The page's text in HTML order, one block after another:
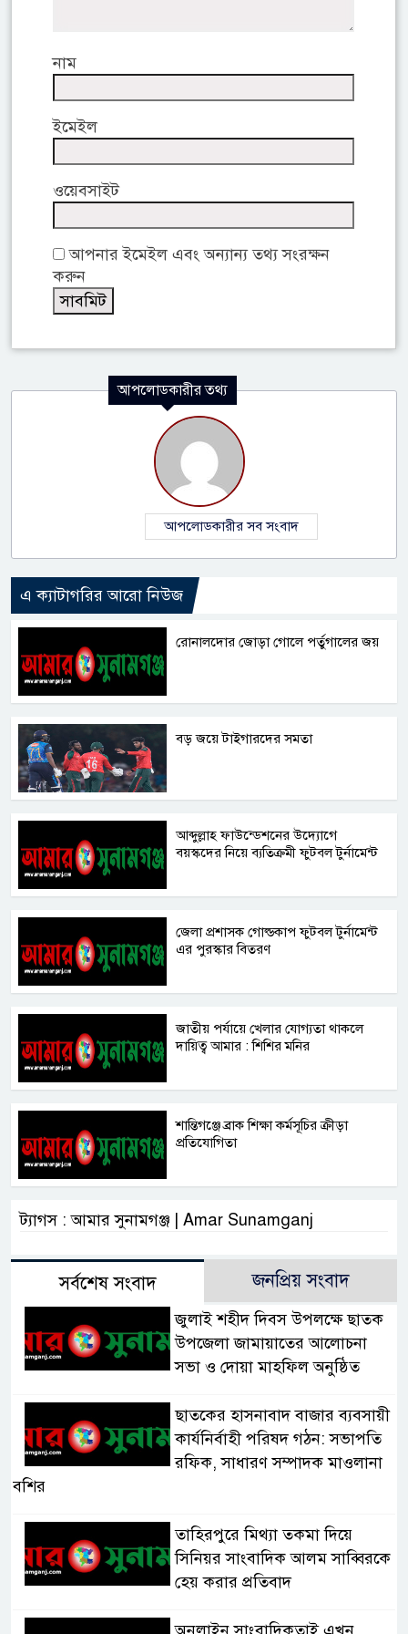
নাম
ইমেইল
ওয়েবসাইট
আপনার ইমেইল এবং অন্যান্য তথ্য সংরক্ষন
করুন
আপলোডকারীর তথ্য
আপলোডকারীর সব সংবাদ
এ ক্যাটাগরির আরো নিউজ
রোনালদোর জোড়া গোলে পর্তুগালের জয়
বড় জয়ে টাইগারদের সমতা
আব্দুল্লাহ ফাউন্ডেশনের উদ্যোগে
বয়স্কদের নিয়ে ব্যতিক্রমী ফুটবল টুর্নামেন্ট
জেলা প্রশাসক গোল্ডকাপ ফুটবল টুর্নামেন্ট
এর পুরস্কার বিতরণ
জাতীয় পর্যায়ে খেলার যোগ্যতা থাকলে
দায়িত্ব আমার : শিশির মনির
শান্তিগঞ্জে ব্রাক শিক্ষা কর্মসূচির ক্রীড়া
প্রতিযোগিতা
ট্যাগস : আমার সুনামগঞ্জ | Amar Sunamganj
সর্বশেষ সংবাদ জনপ্রিয় সংবাদ
জুলাই শহীদ দিবস উপলক্ষে ছাতক
উপজেলা জামায়াতের আলোচনা
সভা ও দোয়া মাহফিল অনুষ্ঠিত
ছাতকের হাসনাবাদ বাজার ব্যবসায়ী
কার্যনির্বাহী পরিষদ গঠন: সভাপতি
রফিক, সাধারণ সম্পাদক মাওলানা
বশির
তাহিরপুরে মিথ্যা তকমা দিয়ে
সিনিয়র সাংবাদিক আলম সাব্বিরকে
হেয় করার প্রতিবাদ